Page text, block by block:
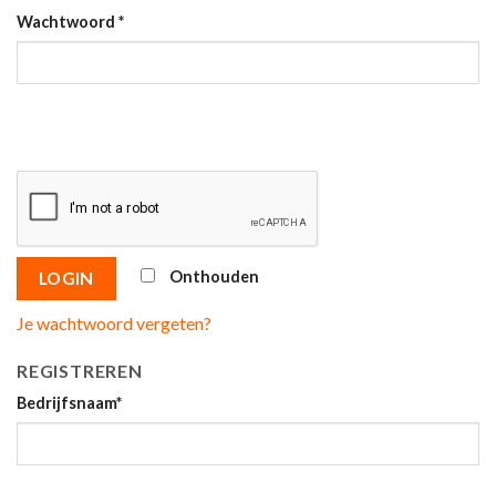
Wachtwoord *
LOGIN Onthouden
Je wachtwoord vergeten?
REGISTREREN
Bedrijfsnaam*